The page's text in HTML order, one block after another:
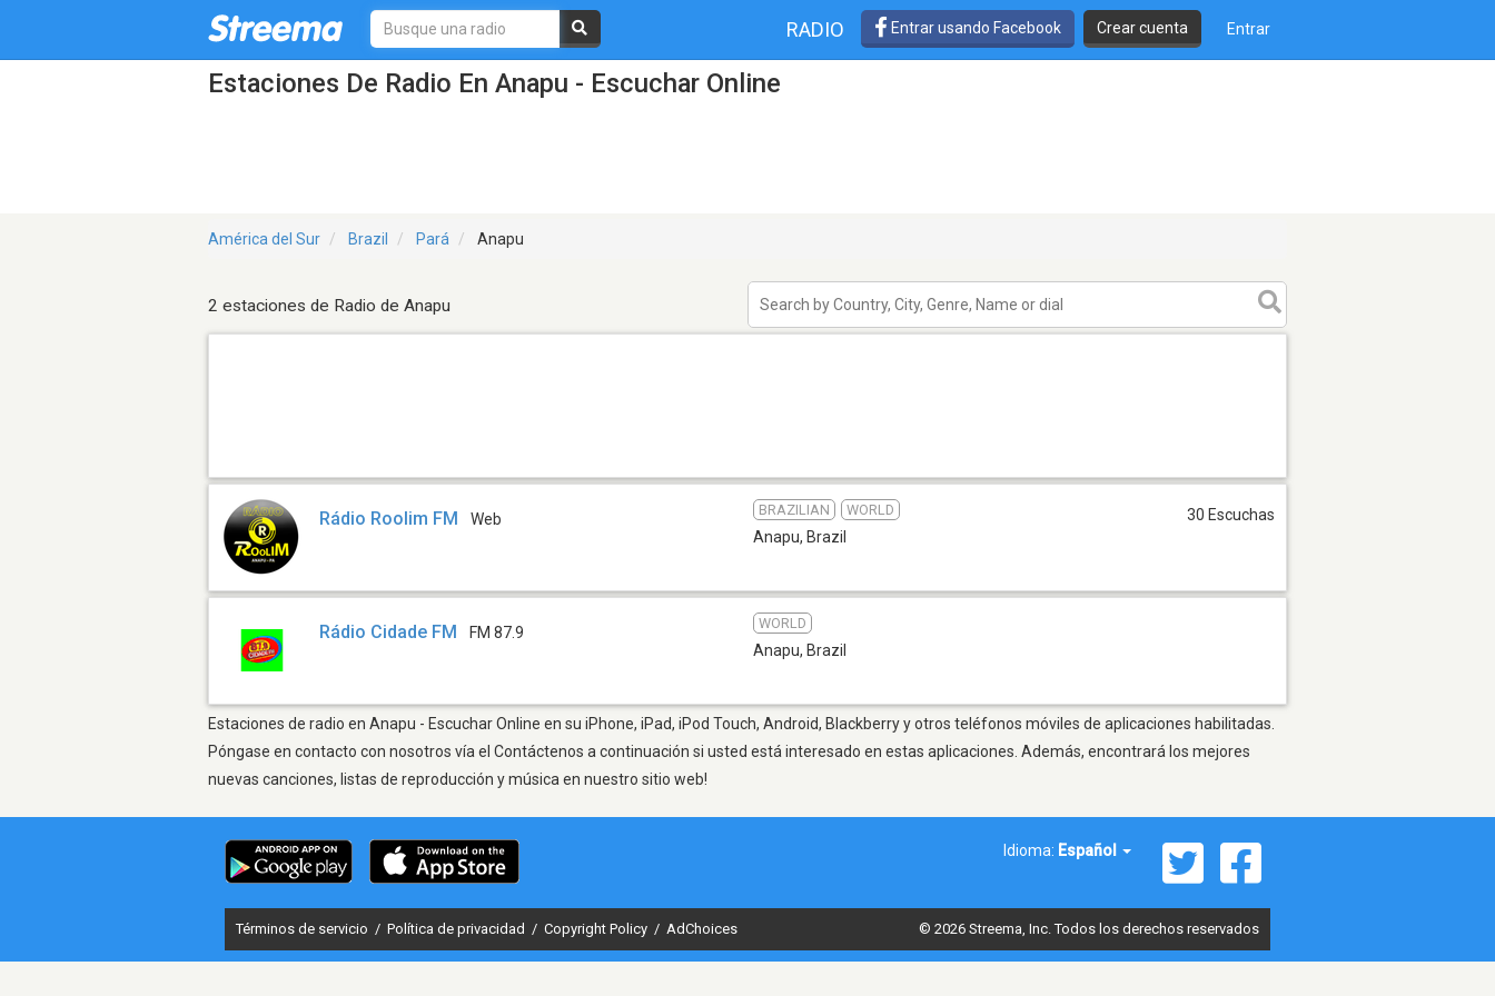
RADIO Entrar usando Facebook Crear cuenta Entrar
Estaciones De Radio En Anapu - Escuchar Online
América del Sur Brazil Pará Anapu
2 estaciones de Radio de Anapu
Rádio Roolim FM Web
BRAZILIAN WORLD
Anapu, Brazil
30 Escuchas
Rádio Cidade FM FM 87.9
WORLD
Anapu, Brazil
Estaciones de radio en Anapu - Escuchar Online en su iPhone, iPad, iPod Touch, Android, Blackberry y otros teléfonos móviles de aplicaciones habilitadas.
Póngase en contacto con nosotros vía el Contáctenos a continuación si usted está interesado en estas aplicaciones. Además, encontrará los mejores
nuevas canciones, listas de reproducción y música en nuestro sitio web!
Idioma: Español
Términos de servicio / Política de privacidad / Copyright Policy / AdChoices © 2026 Streema, Inc. Todos los derechos reservados